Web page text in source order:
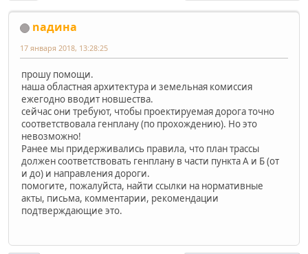
naдина
17 января 2018, 13:28:25
прошу помощи.
наша областная архитектура и земельная комиссия
ежегодно вводит новшества.
сейчас они требуют, чтобы проектируемая дорога точно
соответствовала генплану (по прохождению). Но это
невозможно!
Ранее мы придерживались правила, что план трассы
должен соответствовать генплану в части пункта А и Б (от
и до) и направления дороги.
помогите, пожалуйста, найти ссылки на нормативные
акты, письма, комментарии, рекомендации
подтверждающие это.